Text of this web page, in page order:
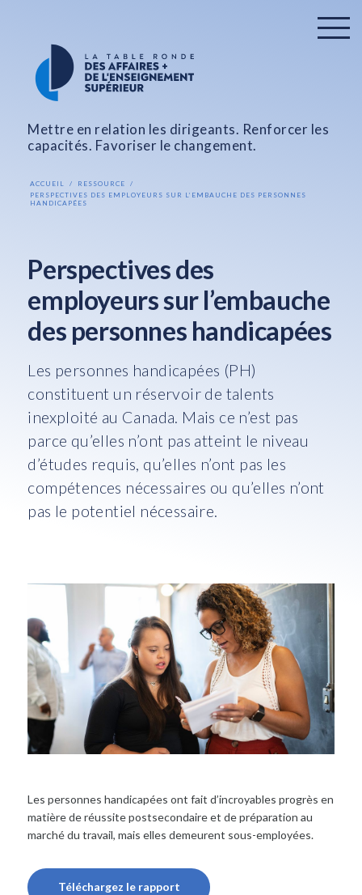
Mettre en relation les dirigeants. Renforcer les
capacités. Favoriser le changement.
ACCUEIL
RESSOURCE
PERSPECTIVES DES EMPLOYEURS SUR L’EMBAUCHE DES PERSONNES
HANDICAPÉES
Perspectives des
employeurs sur l’embauche
des personnes handicapées
Les personnes handicapées (PH)
constituent un réservoir de talents
inexploité au Canada. Mais ce n’est pas
parce qu’elles n’ont pas atteint le niveau
d’études requis, qu’elles n’ont pas les
compétences nécessaires ou qu’elles n’ont
pas le potentiel nécessaire.
Les personnes handicapées ont fait d’incroyables progrès en
matière de réussite postsecondaire et de préparation au
marché du travail, mais elles demeurent sous-employées.
Téléchargez le rapport